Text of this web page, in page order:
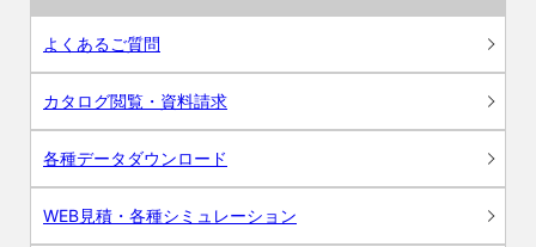
よくあるご質問
カタログ閲覧・資料請求
各種データダウンロード
WEB見積・各種シミュレーション